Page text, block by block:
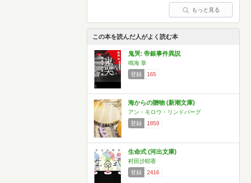
もっと見る
この本を読んだ人がよく読む本
鬼哭: 帝銀事件異説
鳴海 章
登録
165
海からの贈物 (新潮文庫)
アン・モロウ・リンドバーグ
登録
1859
生命式 (河出文庫)
村田沙耶香
登録
2416